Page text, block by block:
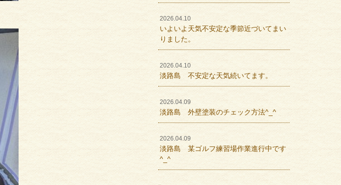
2026.04.10
いよいよ天気不安定な季節近づいてまい
りました。
2026.04.10
淡路島 不安定な天気続いてます。
2026.04.09
淡路島 外壁塗装のチェック方法^_^
2026.04.09
淡路島 某ゴルフ練習場作業進行中です
^_^